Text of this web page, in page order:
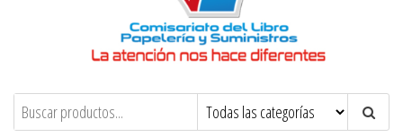
Checks – Tienda en Línea